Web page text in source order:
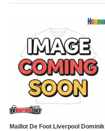
Maillot De Foot Liverpool Dominik